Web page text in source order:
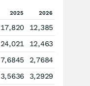
2025 2026
17,820
12,385
24,021
12,463
7,6845
2,7684
3,5636 3,2929